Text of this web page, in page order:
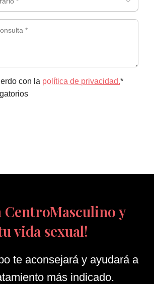
con la política de privacidad.*
CentroMasculino y
vida sexual!
te aconsejará y ayudará a
más indicado.